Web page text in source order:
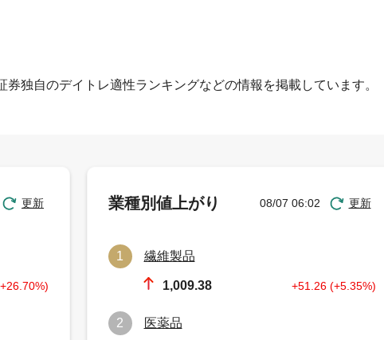
独自のデイトレ適性ランキングなどの情報を掲載しています。